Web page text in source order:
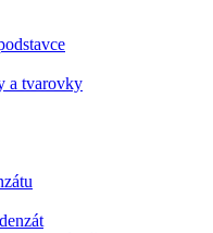
a tvarovky